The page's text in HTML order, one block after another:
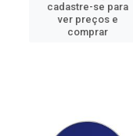
cadastre-se para
ver preços e
comprar